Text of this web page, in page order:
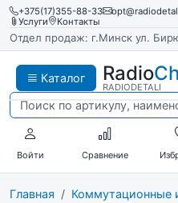
+375(17)355-88-33
Услуги
Контакты
Отдел продаж: г.Минск ул.
Каталог Radio
RADIODETALI
Войти Сравнение
Главная
Коммутационные